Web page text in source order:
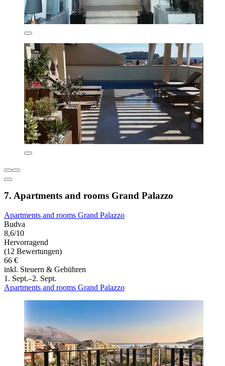
7. Apartments and rooms Grand Palazzo
Apartments and rooms Grand Palazzo
Budva
8,6/10
Hervorragend
(12 Bewertungen)
66 €
inkl. Steuern & Gebühren
1. Sept.–2. Sept.
Apartments and rooms Grand Palazzo